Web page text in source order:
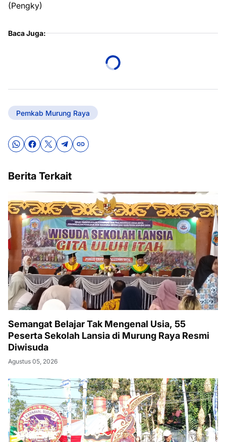
(Pengky)
Baca Juga:
Pemkab Murung Raya
Berita Terkait
Semangat Belajar Tak Mengenal Usia, 55
Peserta Sekolah Lansia di Murung Raya Resmi
Diwisuda
Agustus 05, 2026